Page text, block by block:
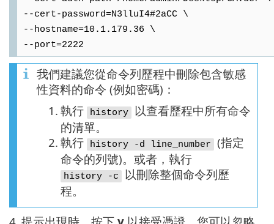
--cert-password=N3lluI4#2aCC \
--hostname=10.1.179.36 \
--port=2222
我們建議您從命令列歷程中刪除包含敏感
性資料的命令 (例如密碼)：
1. 執行 history
以查看歷程中所有命令
的清單。
2. 執行 history -d line_number
(指定
命令的列號)。或者，執行
history -c
以刪除整個命令列歷
程。